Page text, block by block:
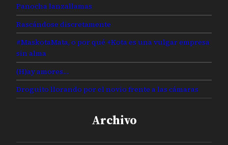
Panocha lanzallamas
Rascándose discretamente
#MaskotaMata, o por qué +Kota es una vulgar empresa
sin alma
(H)ay amores…
Droguito llorando por el novio frente a las cámaras
Archivo